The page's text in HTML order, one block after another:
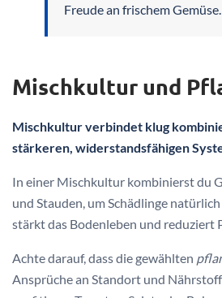
Freude an frischem Gemüse.
Mischkultur und
Mischkultur verbindet klug
stärkeren, widerstandsfähigen
In einer Mischkultur kombinierst du
und Stauden, um Schädlinge
stärkt das Bodenleben und reduziert
Achte darauf, dass die gewählten
Ansprüche an Standort und